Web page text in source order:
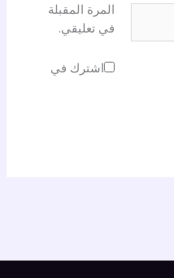
المرة المقبلة
في تعليقي.
اشترك في